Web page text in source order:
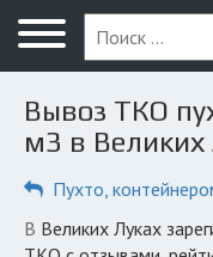
Главная
Вопрос юристу
Вывоз ТКО
м3 в Великих
Пухто,
в Великих Луках зарегистрированы 2 компании по вывозу